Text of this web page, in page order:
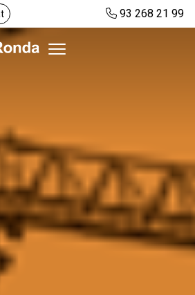
93 268 21 99